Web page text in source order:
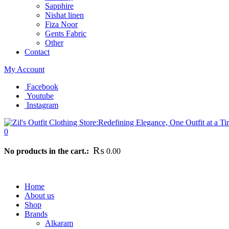
Sapphire
Nishat linen
Fiza Noor
Gents Fabric
Other
Contact
My Account
Facebook
Youtube
Instagram
0
No products in the cart.: ₨ 0.00
Home
About us
Shop
Brands
Alkaram